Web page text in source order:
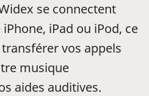
se connectent
iPad ou iPod, ce
vos appels
musique
aides auditives.